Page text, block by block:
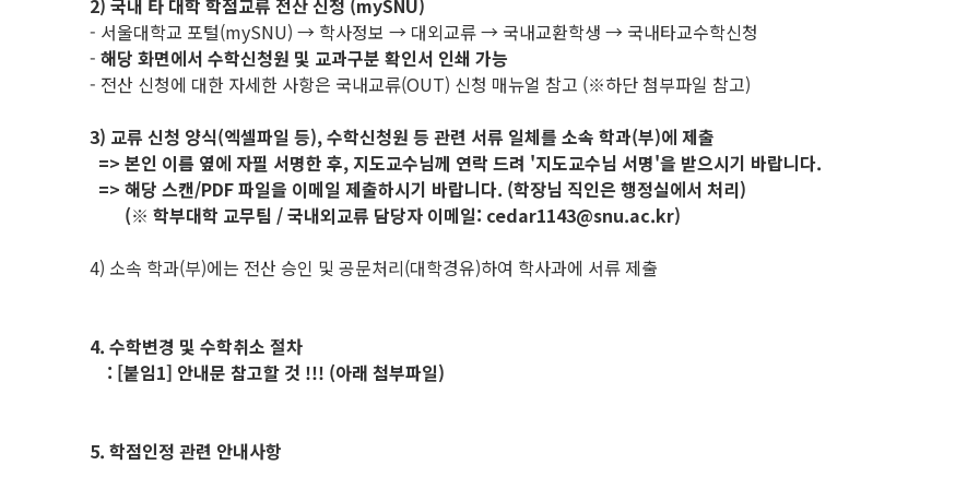
2) 국내 타 대학 학점교류 전산 신청 (mySNU)
- 서울대학교 포털(mySNU) → 학사정보 → 대외교류 → 국내교환학생 → 국내타교수학신청
- 해당 화면에서 수학신청원 및 교과구분 확인서 인쇄 가능
- 전산 신청에 대한 자세한 사항은 국내교류(OUT) 신청 매뉴얼 참고 (※하단 첨부파일 참고)
3) 교류 신청 양식(엑셀파일 등), 수학신청원 등 관련 서류 일체를 소속 학과(부)에 제출
=> 본인 이름 옆에 자필 서명한 후, 지도교수님께 연락 드려 '지도교수님 서명'을 받으시기 바랍니다.
=> 해당 스캔/PDF 파일을 이메일 제출하시기 바랍니다. (학장님 직인은 행정실에서 처리)
(※ 학부대학 교무팀 / 국내외교류 담당자 이메일: cedar1143@snu.ac.kr)
4) 소속 학과(부)에는 전산 승인 및 공문처리(대학경유)하여 학사과에 서류 제출
4. 수학변경 및 수학취소 절차
: [붙임1] 안내문 참고할 것 !!! (아래 첨부파일)
5. 학점인정 관련 안내사항